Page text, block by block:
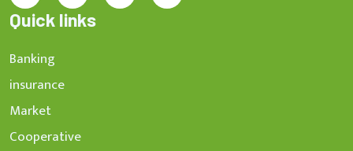
Quick links
Banking
insurance
Market
Cooperative